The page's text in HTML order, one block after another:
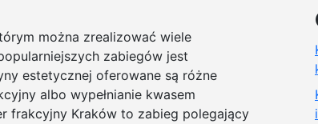
można zrealizować wiele
zabiegów jest
estetycznej oferowane są różne
albo wypełnianie kwasem
frakcyjny Kraków to zabieg polegający